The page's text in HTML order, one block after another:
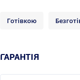
Готівкою
ГАРАНТІЯ